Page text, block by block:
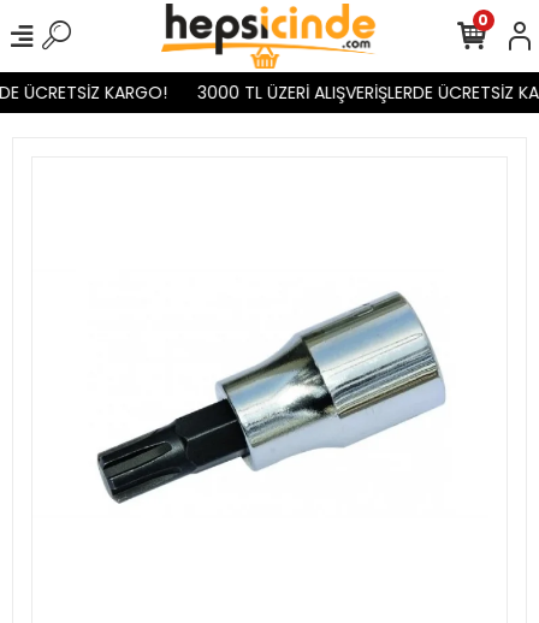
ÜCRETSİZ KARGO! 3000 TL ÜZERİ ALIŞVERİŞLERDE ÜCRETSİZ
0